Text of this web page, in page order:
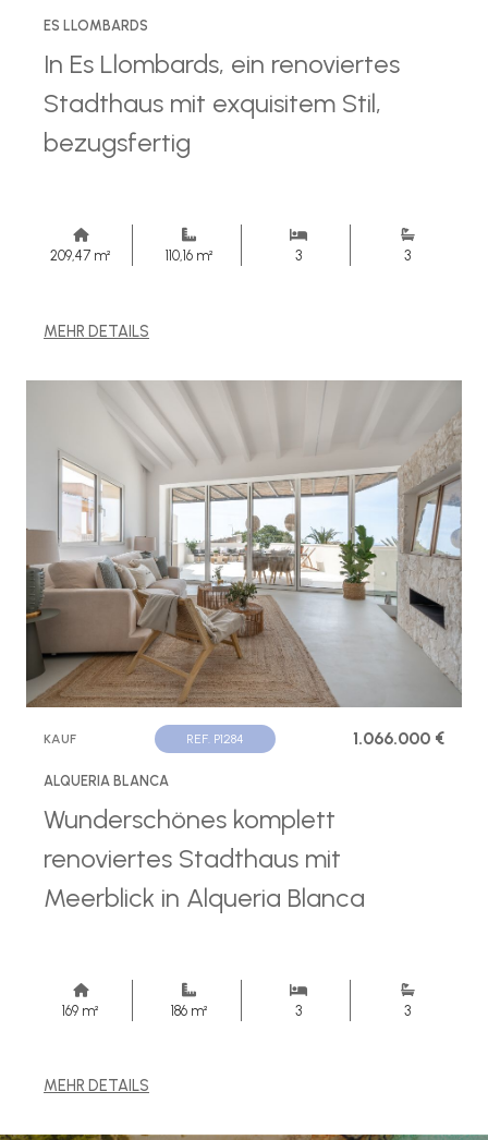
ES LLOMBARDS
In Es Llombards, ein renoviertes
Stadthaus mit exquisitem Stil,
bezugsfertig
209,47 m² 110,16 m² 3 3
MEHR DETAILS
KAUF REF. P1284 1.066.000 €
ALQUERIA BLANCA
Wunderschönes komplett
renoviertes Stadthaus mit
Meerblick in Alqueria Blanca
169 m² 186 m² 3 3
MEHR DETAILS